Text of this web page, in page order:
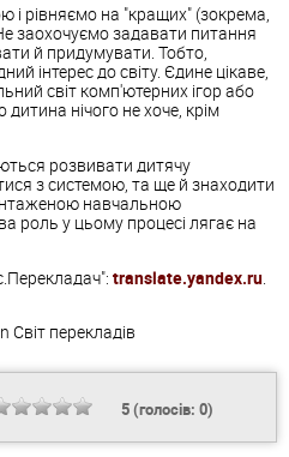
і рівняємо на "кращих" (зокрема,
заохочуємо задавати питання
й придумувати. Тобто,
інтерес до світу. Єдине цікаве,
світ комп'ютерних ігор або
нічого не хоче, крім
розвивати дитячу
з системою, та ще й знаходити
навчальною
роль у цьому процесі лягає на
translate.yandex.ru.
Світ перекладів
5(голосів: 0)